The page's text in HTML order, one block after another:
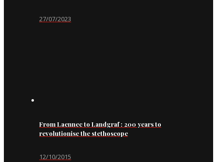
27/07/2023
From Laennec to Landgraf : 200 years to
revolutionise the stethoscope
12/10/2015